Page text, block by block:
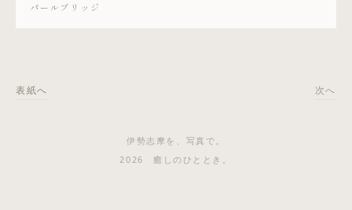
パールブリッジ
表紙へ 次へ
伊勢志摩を、写真で。
2026 癒しのひととき。